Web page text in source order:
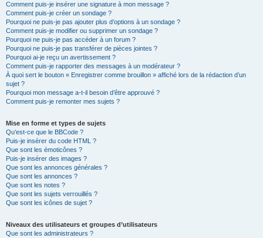
Comment puis-je insérer une signature à mon message ?
Comment puis-je créer un sondage ?
Pourquoi ne puis-je pas ajouter plus d’options à un sondage ?
Comment puis-je modifier ou supprimer un sondage ?
Pourquoi ne puis-je pas accéder à un forum ?
Pourquoi ne puis-je pas transférer de pièces jointes ?
Pourquoi ai-je reçu un avertissement ?
Comment puis-je rapporter des messages à un modérateur ?
À quoi sert le bouton « Enregistrer comme brouillon » affiché lors de la rédaction d’un
sujet ?
Pourquoi mon message a-t-il besoin d’être approuvé ?
Comment puis-je remonter mes sujets ?
Mise en forme et types de sujets
Qu’est-ce que le BBCode ?
Puis-je insérer du code HTML ?
Que sont les émoticônes ?
Puis-je insérer des images ?
Que sont les annonces générales ?
Que sont les annonces ?
Que sont les notes ?
Que sont les sujets verrouillés ?
Que sont les icônes de sujet ?
Niveaux des utilisateurs et groupes d’utilisateurs
Que sont les administrateurs ?